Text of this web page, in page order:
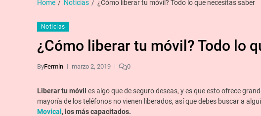
Home Noticias ¿Cómo liberar tu móvil? Todo lo que necesitas saber
Noticias
¿Cómo liberar tu móvil? Todo lo
ByFermín marzo 2, 2019 0
Liberar tu móvil es algo que de seguro deseas, y es que esto ofrece
mayoría de los teléfonos no vienen liberados, así que debes buscar a
Movical , los más capacitados.